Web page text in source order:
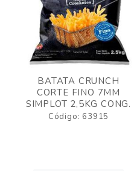
BATATA CRUNCH
CORTE FINO 7MM
SIMPLOT 2,5KG CONG.
Código: 63915